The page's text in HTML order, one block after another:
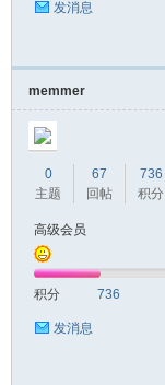
发消息
memmer
0
主题
67
回帖
736
积分
高级会员
积分 736
发消息